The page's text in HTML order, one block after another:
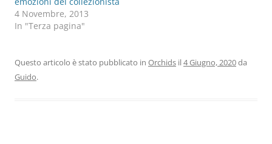
4 Novembre, 2013
In "Terza pagina"
Questo articolo è stato pubblicato in Orchids il4 Giugno, 2020da
Guido.